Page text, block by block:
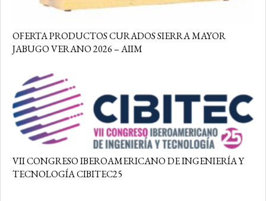
OFERTA PRODUCTOS CURADOS SIERRA MAYOR
JABUGO VERANO 2026 – AIIM
VII CONGRESO IBEROAMERICANO DE INGENIERÍA Y
TECNOLOGÍA CIBITEC25